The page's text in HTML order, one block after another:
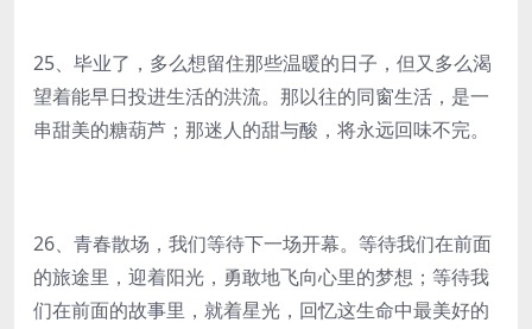
25、毕业了，多么想留住那些温暖的日子，但又多么渴
望着能早日投进生活的洪流。那以往的同窗生活，是一
串甜美的糖葫芦；那迷人的甜与酸，将永远回味不完。
26、青春散场，我们等待下一场开幕。等待我们在前面
的旅途里，迎着阳光，勇敢地飞向心里的梦想；等待我
们在前面的故事里，就着星光，回忆这生命中最美好的